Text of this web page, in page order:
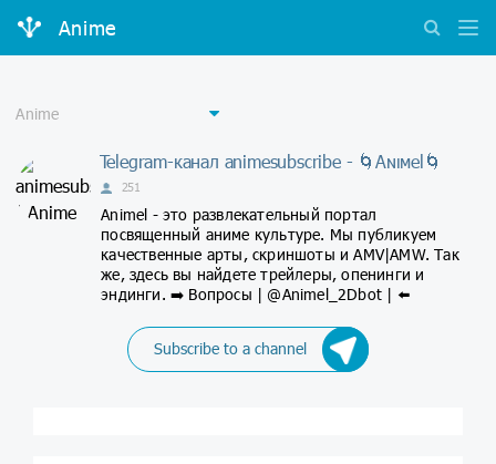
Anime
Telegram-канал animesubscribe - 🌀Aɴιмel🌀
251
Animel - это развлекательный портал
посвященный аниме культуре. Мы публикуем
качественные арты, скриншоты и AMV|AMW. Так
же, здесь вы найдете трейлеры, опенинги и
эндинги. ➡️ Вопросы | @Animel_2Dbot | ⬅️
Subscribe to a channel